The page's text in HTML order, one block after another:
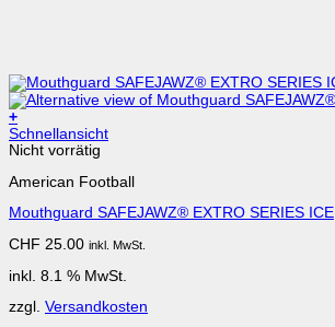
+
Schnellansicht
Nicht vorrätig
American Football
Mouthguard SAFEJAWZ® EXTRO SERIES ICE
CHF 25.00 inkl. MwSt.
inkl. 8.1 % MwSt.
zzgl. Versandkosten